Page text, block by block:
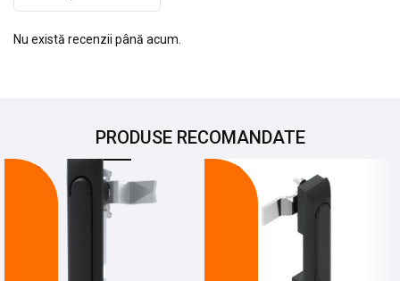
Nu există recenzii până acum.
PRODUSE RECOMANDATE